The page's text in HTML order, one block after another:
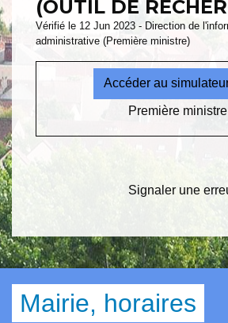
(OUTIL DE
Vérifié le 12 Jun 2023 - Direction de
administrative (Première ministre)
Accéder au
Première ministre
Signaler une
Mairie, horaires